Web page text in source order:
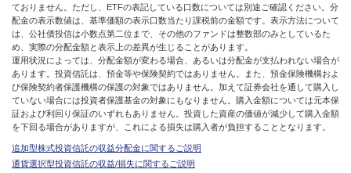
ておりません。ただし、ETFの表記している口数については別途ご確認ください。分
配金の表示数値は、基準価額の表示口数当たり課税前の金額です。表示方法について
は、公社債投信は小数点第二位まで、その他のファンドは整数部のみとしているた
め、実際の分配金額と表示上の差異が生じることがあります。
運用状況によっては、分配金額が変わる場合、あるいは分配金が支払われない場合が
あります。投資信託は、預金等や保険契約ではありません。また、預金保険機構およ
び保険契約者保護機構の保護の対象ではありません。加えて証券会社を通して購入し
ていない場合には投資者保護基金の対象にもなりません。購入金額については元本保
証および利回り保証のいずれもありません。投資した資産の価値が減少して購入金額
を下回る場合がありますが、これによる損失は購入者が負担することとなります。
追加型株式投資信託の収益分配金に関するご説明
通貨選択型投資信託の収益/損失に関するご説明